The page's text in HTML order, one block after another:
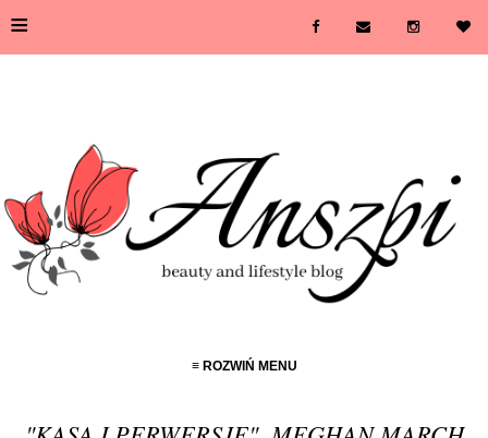
≡
≡ ROZWIŃ MENU